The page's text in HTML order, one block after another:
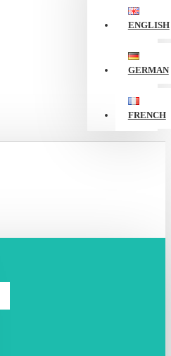
ENGLISH
GERMAN
FRENCH